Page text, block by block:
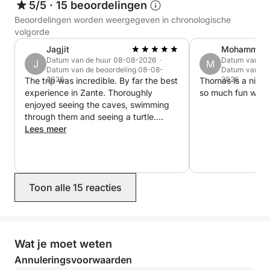
sightseeing of het ontdekken van verborgen
pareltjes van het eiland, deze cruise biedt de
perfecte manier om in uw eigen tempo van de
schoonheid van Zakynthos te genieten.
Houd er rekening mee dat vertrektijden, duur en
stops in overleg met de eigenaar kunnen worden
aangepast. Veiligheid en het bieden van de best
mogelijke ervaring staan bij ons altijd voorop.
5/5 · 15 beoordelingen
Beoordelingen worden weergegeven in chronologische
volgorde
J
Jagjit
Datum van de huur 08-08-2026 ·
Datum van de beoordeling 08-08-
2026
The trip was incredible. By far the best
experience in Zante. Thoroughly
enjoyed seeing the caves, swimming
through them and seeing a turtle.
Thomas was brilliant. Highly
Lees meer
M
Mohammad
Datum van
Datum van
2026
Thomas is a nice
so much fun with
Toon alle 15 reacties
Wat je moet weten
Annuleringsvoorwaarden